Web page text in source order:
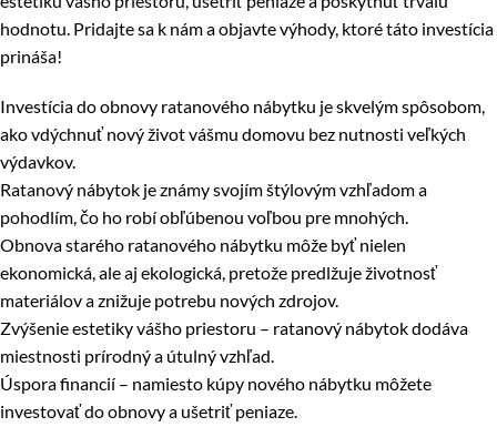
hodnotu. Pridajte sa k nám a objavte výhody, ktoré táto investícia
prináša!
Investícia do obnovy ratanového nábytku je skvelým spôsobom,
ako vdýchnuť nový život vášmu domovu bez nutnosti veľkých
výdavkov.
Ratanový nábytok je známy svojím štýlovým vzhľadom a
pohodlím, čo ho robí obľúbenou voľbou pre mnohých.
Obnova starého ratanového nábytku môže byť nielen
ekonomická, ale aj ekologická, pretože predlžuje životnosť
materiálov a znižuje potrebu nových zdrojov.
Zvýšenie estetiky vášho priestoru – ratanový nábytok dodáva
miestnosti prírodný a útulný vzhľad.
Úspora financií – namiesto kúpy nového nábytku môžete
investovať do obnovy a ušetriť peniaze.